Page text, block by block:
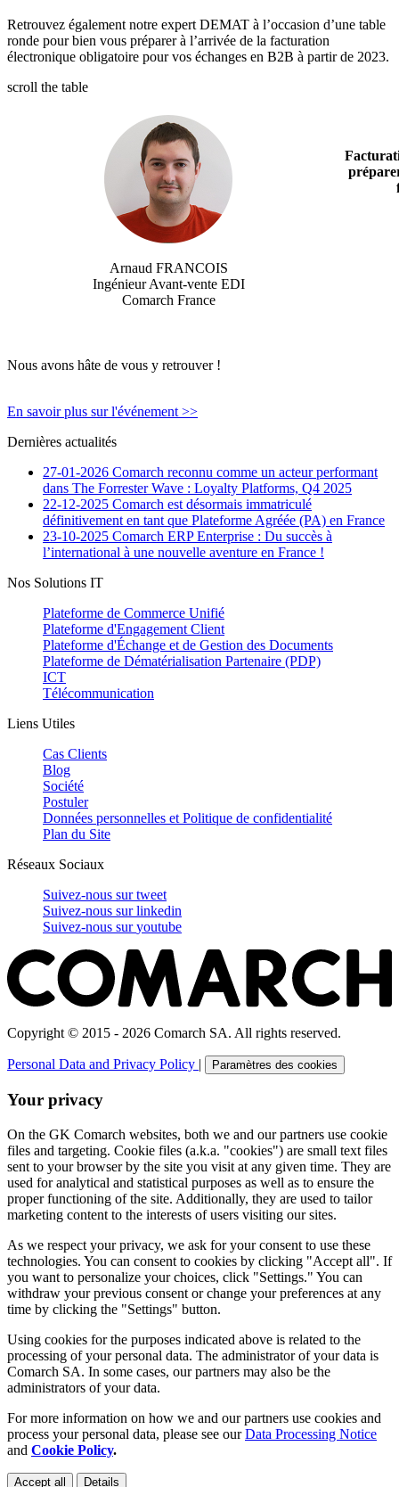
Retrouvez également notre expert DEMAT à l’occasion d’une table
ronde pour bien vous préparer à l’arrivée de la facturation
électronique obligatoire pour vos échanges en B2B à partir de 2023.
scroll the table
Arnaud FRANCOIS
Ingénieur Avant-vente EDI
Comarch France
Nous avons hâte de vous y retrouver !
En savoir plus sur l'événement >>
Dernières actualités
27-01-2026 Comarch reconnu comme un acteur performant
dans The Forrester Wave : Loyalty Platforms, Q4 2025
22-12-2025 Comarch est désormais immatriculé
définitivement en tant que Plateforme Agréée (PA) en France
23-10-2025 Comarch ERP Enterprise : Du succès à
l’international à une nouvelle aventure en France !
Nos Solutions IT
Plateforme de Commerce Unifié
Plateforme d'Engagement Client
Plateforme d'Échange et de Gestion des Documents
Plateforme de Dématérialisation Partenaire (PDP)
ICT
Télécommunication
Liens Utiles
Cas Clients
Blog
Société
Postuler
Données personnelles et Politique de confidentialité
Plan du Site
Réseaux Sociaux
Suivez-nous surtweet
Suivez-nous surlinkedin
Suivez-nous suryoutube
Copyright © 2015 - 2026 Comarch SA. All rights reserved.
Personal Data and Privacy Policy | Paramètres des cookies
Your privacy
On the GK Comarch websites, both we and our partners use cookie
files and targeting. Cookie files (a.k.a. "cookies") are small text files
sent to your browser by the site you visit at any given time. They are
used for analytical and statistical purposes as well as to ensure the
proper functioning of the site. Additionally, they are used to tailor
marketing content to the interests of users visiting our sites.
As we respect your privacy, we ask for your consent to use these
technologies. You can consent to cookies by clicking "Accept all". If
you want to personalize your choices, click "Settings." You can
withdraw your previous consent or change your preferences at any
time by clicking the "Settings" button.
Using cookies for the purposes indicated above is related to the
processing of your personal data. The administrator of your data is
Comarch SA. In some cases, our partners may also be the
administrators of your data.
For more information on how we and our partners use cookies and
process your personal data, please see ourData Processing Notice
and Cookie Policy.
Accept all Details